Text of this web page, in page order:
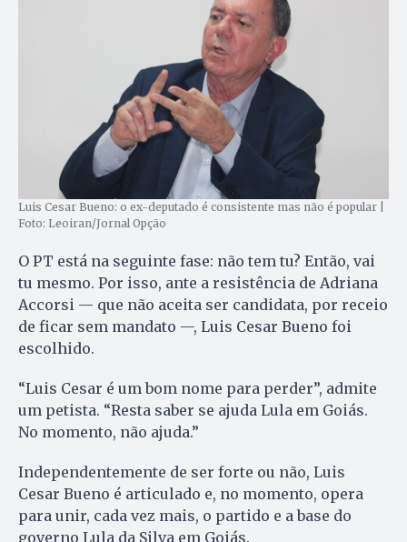
Luis Cesar Bueno: o ex-deputado é consistente mas não é popular |
Foto: Leoiran/Jornal Opção
O PT está na seguinte fase: não tem tu? Então, vai
tu mesmo. Por isso, ante a resistência de Adriana
Accorsi — que não aceita ser candidata, por receio
de ficar sem mandato —, Luis Cesar Bueno foi
escolhido.
“Luis Cesar é um bom nome para perder”, admite
um petista. “Resta saber se ajuda Lula em Goiás.
No momento, não ajuda.”
Independentemente de ser forte ou não, Luis
Cesar Bueno é articulado e, no momento, opera
para unir, cada vez mais, o partido e a base do
governo Lula da Silva em Goiás.